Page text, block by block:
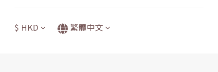
$ HKD 繁體中文